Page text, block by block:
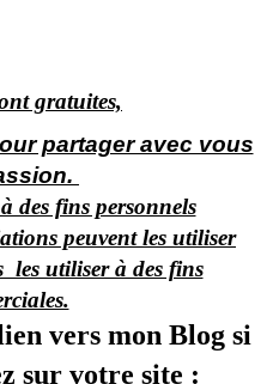
gratuites,
partager avec vous
des fins personnels
peuvent les utiliser
les utiliser à des fins
vers mon Blog si
sur votre site :